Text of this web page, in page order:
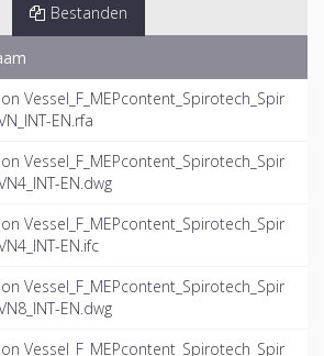
Bestanden
Vessel_F_MEPcontent_Spirotech_Spir
EN.rfa
Vessel_F_MEPcontent_Spirotech_Spir
EN.dwg
Vessel_F_MEPcontent_Spirotech_Spir
EN.ifc
Vessel_F_MEPcontent_Spirotech_Spir
EN.dwg
Vessel_F_MEPcontent_Spirotech_Spir